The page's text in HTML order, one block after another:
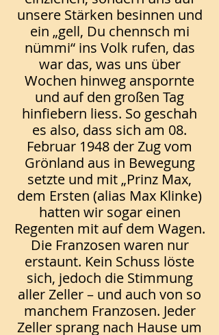
unsere Stärken besinnen und
ein „gell, Du chennsch mi
nümmi“ ins Volk rufen, das
war das, was uns über
Wochen hinweg anspornte
und auf den großen Tag
hinfiebern liess. So geschah
es also, dass sich am 08.
Februar 1948 der Zug vom
Grönland aus in Bewegung
setzte und mit „Prinz Max,
dem Ersten (alias Max Klinke)
hatten wir sogar einen
Regenten mit auf dem Wagen.
Die Franzosen waren nur
erstaunt. Kein Schuss löste
sich, jedoch die Stimmung
aller Zeller – und auch von so
manchem Franzosen. Jeder
Zeller sprang nach Hause um